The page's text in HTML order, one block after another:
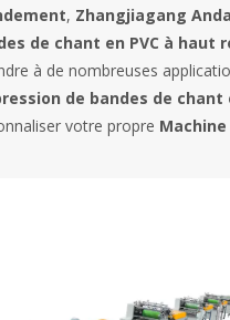
, Zhangjiagang
de chant en PVC à haut
à de nombreuses
de bandes de chant
votre propre